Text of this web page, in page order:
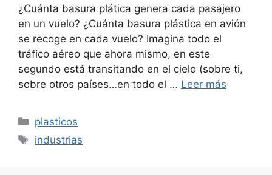
¿Cuánta basura plática genera cada pasajero
en un vuelo? ¿Cuánta basura plástica en avión
se recoge en cada vuelo? Imagina todo el
tráfico aéreo que ahora mismo, en este
segundo está transitando en el cielo (sobre ti,
sobre otros países…en todo el … Leer más
Categorías
plasticos
Etiquetas
industrias